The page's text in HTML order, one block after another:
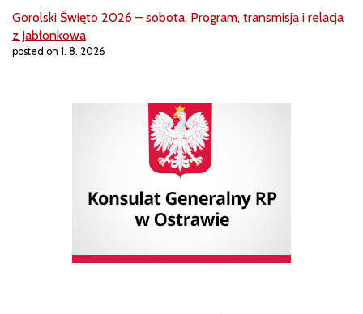
Gorolski Święto 2026 – sobota. Program, transmisja i relacja
z Jabłonkowa
posted on 1. 8. 2026